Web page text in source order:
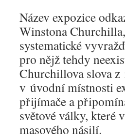
Název expozice
Winstona
systematické
pro nějž tehdy
Churchillova slova
v úvodní místnosti
přijímače a
světové války, které
masového násilí.